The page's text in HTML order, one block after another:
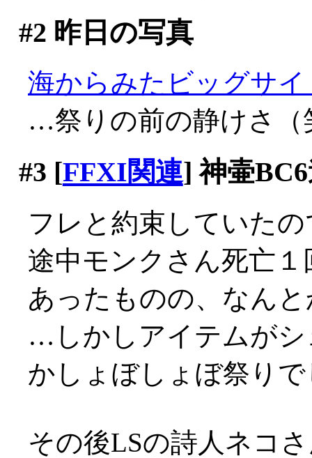
#2 昨日の写真
海からみたビッグサイ
…祭りの前の静けさ（
#3 [FFXI関連] 神壷
フレと約束していた
途中モンクさん死亡
あったものの、なん
…しかしアイテムが
かしょぼしょぼ祭り
その後LSの詩人ネコ